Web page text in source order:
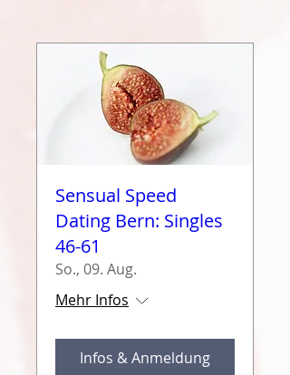
Sensual Speed
Dating Bern: Singles
46-61
So., 09. Aug.
Mehr Infos
Infos & Anmeldung